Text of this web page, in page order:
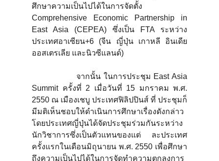
ศึกษาความเป็นไปได้ในการจัดตั้ง
Comprehensive Economic Partnership in
East Asia (CEPEA) ซึ่งเป็น FTA ระหว่าง
ประเทศอาเซียน+6 (จีน ญี่ปุ่น เกาหลี อินเดีย
ออสเตรเลีย และนิวซีแลนด์)
จากนั้น ในการประชุม East Asia
Summit ครั้งที่ 2 เมื่อวันที่ 15 มกราคม พ.ศ.
2550 ณ เมืองเชบู ประเทศฟิลิปปินส์ ที่ ประชุมก็
มีมติเห็นชอบให้ดำเนินการศึกษาเรื่องดังกล่าว
โดยประเทศญี่ปุ่นได้จัดประชุมร่วมกันระหว่าง
นักวิชาการซึ่งเป็นตัวแทนของแต่ ละประเทศ
ครั้งแรกในเดือนมิถุนายน พ.ศ. 2550 เพื่อศึกษา
ถึงความเป็นไปได้ในการจัดทำความตกลงการ